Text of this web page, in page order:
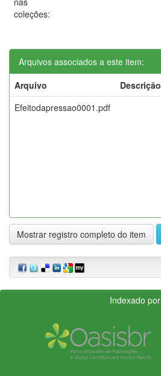
coleções:
Arquivos associados a este item:
Arquivo
Descrição
Efeitodapressao0001.pdf
Mostrar registro completo do item
Indexado por